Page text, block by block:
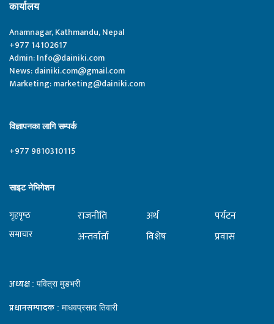
कार्यालय
Anamnagar, Kathmandu, Nepal
+977 14102617
Admin:Info@dainiki.com
News:dainiki.com@gmail.com
Marketing:marketing@dainiki.com
विज्ञापनका लागि सम्पर्क
+977 9810310115
साइट नेभिगेशन
गृहपृष्‍ठ
समाचार
राजनीति
अन्तर्वार्ता
अर्थ
विशेष
पर्यटन
प्रवास
अध्यक्ष : पवित्रा मुडभरी
प्रधानसम्पादक : माधवप्रसाद तिवारी